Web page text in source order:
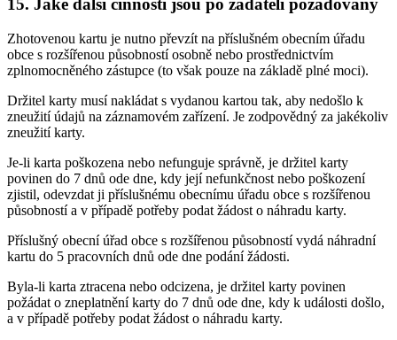
15. Jaké další činnosti jsou po žadateli požadovány
Zhotovenou kartu je nutno převzít na příslušném obecním úřadu
obce s rozšířenou působností osobně nebo prostřednictvím
zplnomocněného zástupce (to však pouze na základě plné moci).
Držitel karty musí nakládat s vydanou kartou tak, aby nedošlo k
zneužití údajů na záznamovém zařízení. Je zodpovědný za jakékoliv
zneužití karty.
Je-li karta poškozena nebo nefunguje správně, je držitel karty
povinen do 7 dnů ode dne, kdy její nefunkčnost nebo poškození
zjistil, odevzdat ji příslušnému obecnímu úřadu obce s rozšířenou
působností a v případě potřeby podat žádost o náhradu karty.
Příslušný obecní úřad obce s rozšířenou působností vydá náhradní
kartu do 5 pracovních dnů ode dne podání žádosti.
Byla-li karta ztracena nebo odcizena, je držitel karty povinen
požádat o zneplatnění karty do 7 dnů ode dne, kdy k události došlo,
a v případě potřeby podat žádost o náhradu karty.